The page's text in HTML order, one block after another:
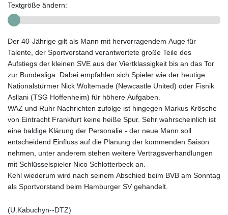
Textgröße ändern:
Der 40-Jährige gilt als Mann mit hervorragendem Auge für
Talente, der Sportvorstand verantwortete große Teile des
Aufstiegs der kleinen SVE aus der Viertklassigkeit bis an das Tor
zur Bundesliga. Dabei empfahlen sich Spieler wie der heutige
Nationalstürmer Nick Woltemade (Newcastle United) oder Fisnik
Asllani (TSG Hoffenheim) für höhere Aufgaben.
WAZ und Ruhr Nachrichten zufolge ist hingegen Markus Krösche
von Eintracht Frankfurt keine heiße Spur. Sehr wahrscheinlich ist
eine baldige Klärung der Personalie - der neue Mann soll
entscheidend Einfluss auf die Planung der kommenden Saison
nehmen, unter anderem stehen weitere Vertragsverhandlungen
mit Schlüsselspieler Nico Schlotterbeck an.
Kehl wiederum wird nach seinem Abschied beim BVB am Sonntag
als Sportvorstand beim Hamburger SV gehandelt.
(U.Kabuchyn--DTZ)